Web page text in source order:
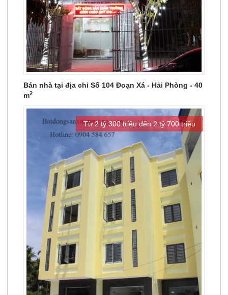
Bán nhà tại địa chỉ Số 104 Đoạn Xá - Hải Phòng - 40
m2
Từ 2 tỷ 300 triệu đến 2 tỷ 700 triệu